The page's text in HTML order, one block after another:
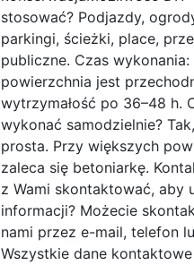
stosować? Podjazdy,
parkingi, ścieżki, place,
publiczne. Czas wykonania:
powierzchnia jest
wytrzymałość po 36–48 h.
wykonać samodzielnie?
prosta. Przy większych
zaleca się betoniarkę.
z Wami skontaktować, aby
informacji? Możecie
nami przez e-mail, telefon
Wszystkie dane